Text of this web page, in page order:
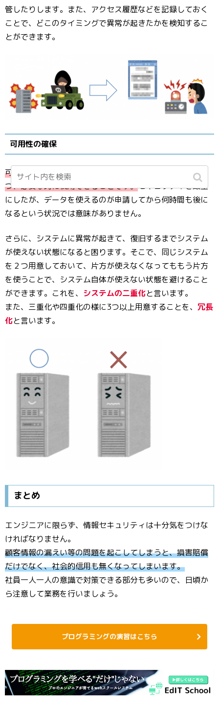
管したりします。また、アクセス履歴などを記録しておく
ことで、どこのタイミングで異常が起きたかを検知するこ
とができます。
可用性の確保
可用性の確保とは、情報資産の機密性と完全性を保ちつ
つ、必要な時に使用できることです。セキュリティを厳重
にしたが、データを使えるのが申請してから何時間も後に
なるという状況では意味がありません。
さらに、システムに異常が起きて、復旧するまでシステム
が使えない状態になると困ります。そこで、同じシステム
を２つ用意しておいて、片方が使えなくなってももう片方
を使うことで、システム自体が使えない状態を避けること
ができます。これを、 システムの二重化と言います。
また、三重化や四重化の様に3つ以上用意することを、 冗長
化と言います。
まとめ
エンジニアに限らず、情報セキュリティは十分気をつけな
ければなりません。
顧客情報の漏えい等の問題を起こしてしまうと、損害賠償
だけでなく、社会的信用も無くなってしまいます。
社員一人一人の意識で対策できる部分も多いので、日頃か
ら注意して業務を行いましょう。
プログラミングの演習はこちら